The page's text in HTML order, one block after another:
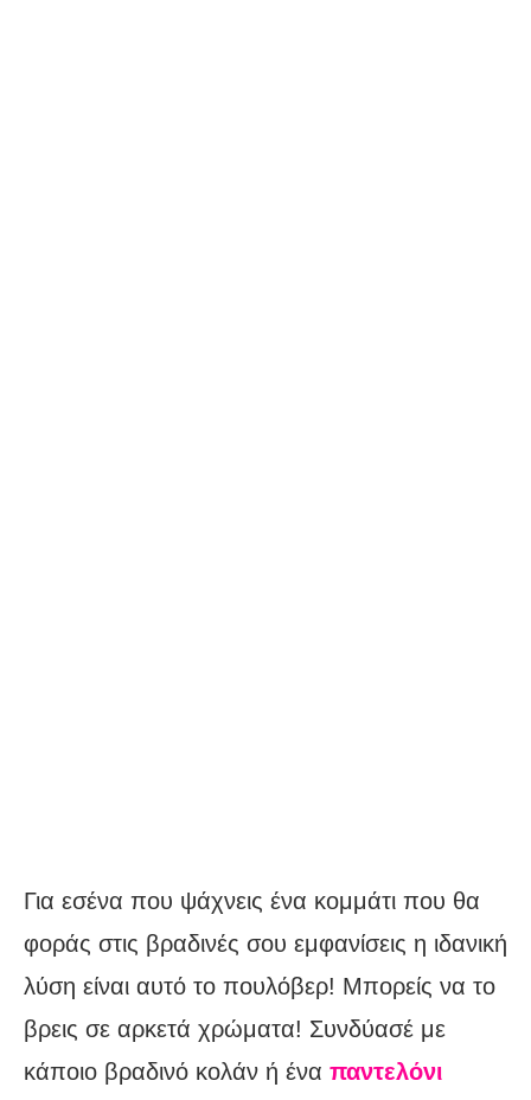
Για εσένα που ψάχνεις ένα κομμάτι που θα
φοράς στις βραδινές σου εμφανίσεις η ιδανική
λύση είναι αυτό το πουλόβερ! Μπορείς να το
βρεις σε αρκετά χρώματα! Συνδύασέ με
κάποιο βραδινό κολάν ή ένα παντελόνι